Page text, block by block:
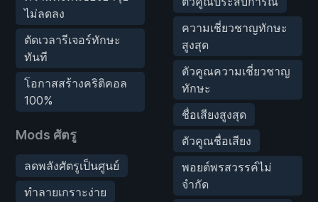
ไม่ลดลง
ตัดเวลารีเจอร์ทักษะ
ทันที
โอกาสสร้างคริติคอล
100%
Mods ศัตรู
ลดพลังศัตรูเป็นศูนย์
ทำลายเกราะง่าย
ความเชี่ยวชาญทักษะ
สูงสุด
ตัวคูณความเชี่ยวชาญ
ทักษะ
ชื่อเสียงสูงสุด
ตัวคูณชื่อเสียง
พอยต์พรสวรรค์ไม่
จำกัด